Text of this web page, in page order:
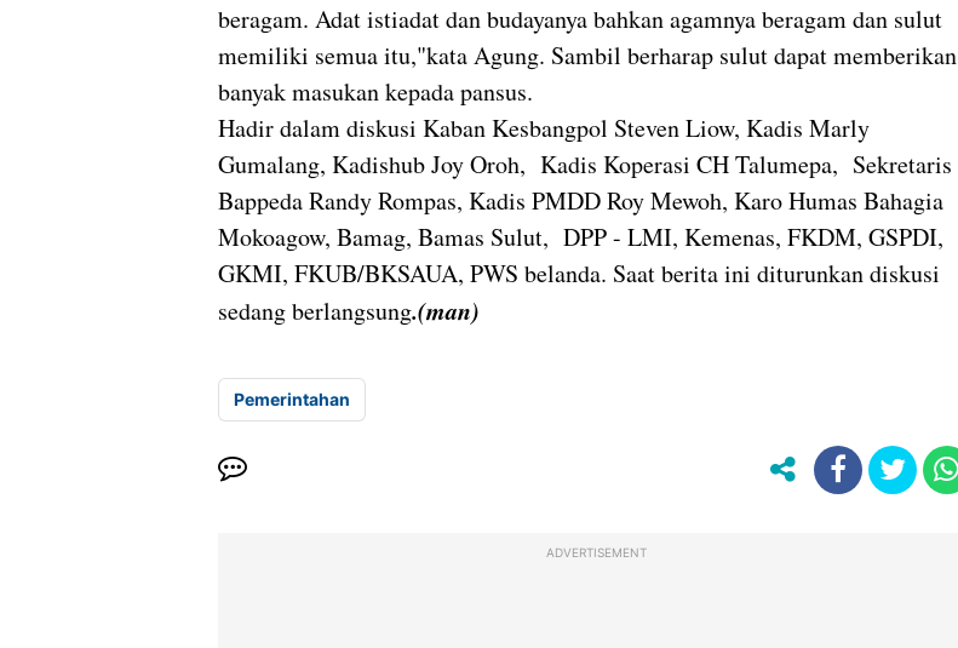
beragam. Adat istiadat dan budayanya bahkan agamnya beragam dan sulut
memiliki semua itu,"kata Agung. Sambil berharap sulut dapat memberikan
banyak masukan kepada pansus.
Hadir dalam diskusi Kaban Kesbangpol Steven Liow, Kadis Marly
Gumalang, Kadishub Joy Oroh, Kadis Koperasi CH Talumepa, Sekretaris
Bappeda Randy Rompas, Kadis PMDD Roy Mewoh, Karo Humas Bahagia
Mokoagow, Bamag, Bamas Sulut, DPP - LMI, Kemenas, FKDM, GSPDI,
GKMI, FKUB/BKSAUA, PWS belanda. Saat berita ini diturunkan diskusi
sedang berlangsung.(man)
Pemerintahan
ADVERTISEMENT